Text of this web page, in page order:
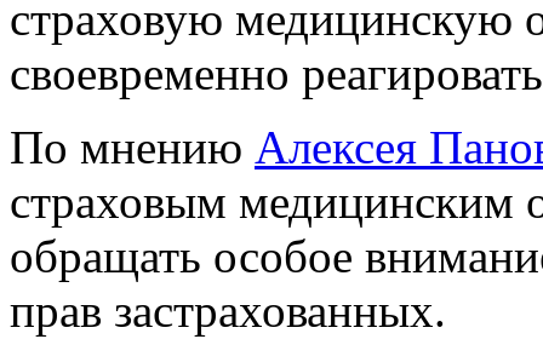
страховую медицинскую
своевременно
По мнению Алексея
страховым медицинским
обращать особое
прав застрахованных.